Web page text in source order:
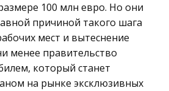
100 млн евро. Но они
причиной такого шага
мест и вытеснение
менее правительство
который станет
на рынке эксклюзивных